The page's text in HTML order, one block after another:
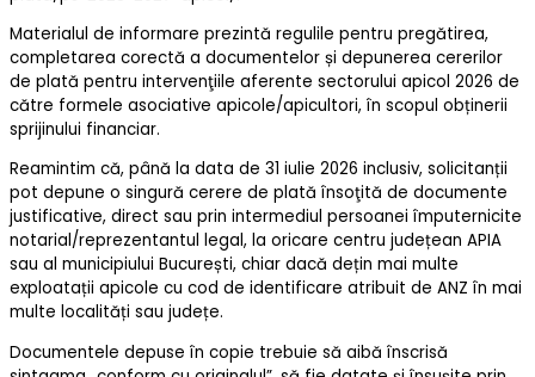
Materialul de informare prezintă regulile pentru pregătirea,
completarea corectă a documentelor și depunerea cererilor
de plată pentru intervenţiile aferente sectorului apicol 2026 de
către formele asociative apicole/apicultori, în scopul obținerii
sprijinului financiar.
Reamintim că, până la data de 31 iulie 2026 inclusiv, solicitanții
pot depune o singură cerere de plată însoţită de documente
justificative, direct sau prin intermediul persoanei împuternicite
notarial/reprezentantul legal, la oricare centru județean APIA
sau al municipiului București, chiar dacă dețin mai multe
exploatații apicole cu cod de identificare atribuit de ANZ în mai
multe localități sau județe.
Documentele depuse în copie trebuie să aibă înscrisă